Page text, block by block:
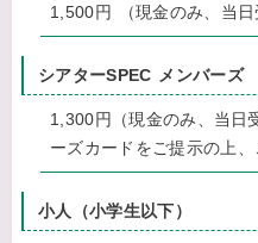
1,500円 （現金のみ、当日
シアターSPEC メンバーズ
1,300円（現金のみ、当日
ーズカードをご提示の上、
小人（小学生以下）